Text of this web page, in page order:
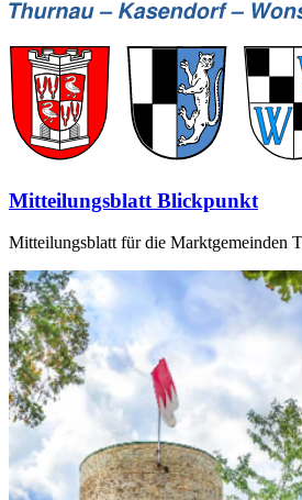
Mitteilungsblatt Blickpunkt
Mitteilungsblatt für die Marktgemeinden